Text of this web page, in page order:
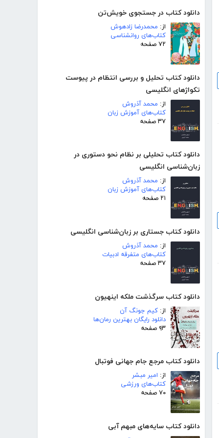
دانلود کتاب در جستجوی خویش‌تن
از: محمدرضا زادهوش
کتاب‌های روانشناسی
۷۲ صفحه
دانلود کتاب تحلیل و بررسی انتظام در پیوست
تکواژهای انگلیسی
از: محمد آذروش
کتاب‌های آموزش زبان
۳۷ صفحه
دانلود کتاب تحلیلی بر نظام نحو دستوری در
زبان‌شناسی انگلیسی
از: محمد آذروش
کتاب‌های آموزش زبان
۲۱ صفحه
دانلود کتاب جستاری بر زبان‌شناسی انگلیسی
از: محمد آذروش
کتاب‌های متفرقه ادبیات
۳۷ صفحه
دانلود کتاب سرگذشت ملکه اینهیون
از: کیم جونگ آن
دانلود رایگان بهترین رمان‌ها
۹۳ صفحه
دانلود کتاب مرجع جام جهانی فوتبال
از: امیر مبشر
کتاب‌های ورزشی
۷۰ صفحه
دانلود کتاب سایه‌های مبهم آبی